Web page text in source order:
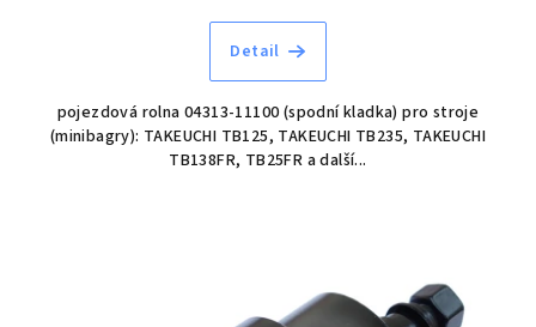
Detail
pojezdová rolna 04313-11100 (spodní kladka) pro stroje
(minibagry): TAKEUCHI TB125, TAKEUCHI TB235, TAKEUCHI
TB138FR, TB25FR a další...